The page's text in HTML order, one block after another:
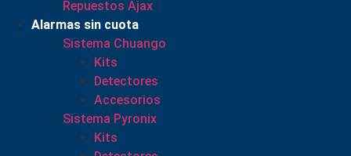
Repuestos Ajax
Alarmas sin cuota
Sistema Chuango
Kits
Detectores
Accesorios
Sistema Pyronix
Kits